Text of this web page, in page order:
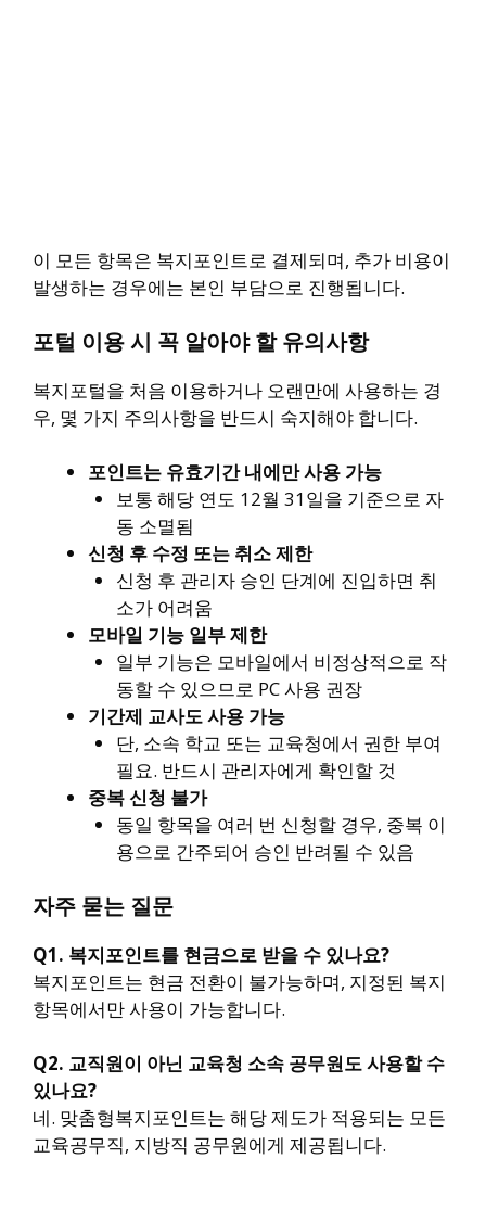
이 모든 항목은 복지포인트로 결제되며, 추가 비용이
발생하는 경우에는 본인 부담으로 진행됩니다.
포털 이용 시 꼭 알아야 할 유의사항
복지포털을 처음 이용하거나 오랜만에 사용하는 경
우, 몇 가지 주의사항을 반드시 숙지해야 합니다.
포인트는 유효기간 내에만 사용 가능
보통 해당 연도 12월 31일을 기준으로 자
동 소멸됨
신청 후 수정 또는 취소 제한
신청 후 관리자 승인 단계에 진입하면 취
소가 어려움
모바일 기능 일부 제한
일부 기능은 모바일에서 비정상적으로 작
동할 수 있으므로 PC 사용 권장
기간제 교사도 사용 가능
단, 소속 학교 또는 교육청에서 권한 부여
필요. 반드시 관리자에게 확인할 것
중복 신청 불가
동일 항목을 여러 번 신청할 경우, 중복 이
용으로 간주되어 승인 반려될 수 있음
자주 묻는 질문
Q1. 복지포인트를 현금으로 받을 수 있나요?
복지포인트는 현금 전환이 불가능하며, 지정된 복지
항목에서만 사용이 가능합니다.
Q2. 교직원이 아닌 교육청 소속 공무원도 사용할 수
있나요?
네. 맞춤형복지포인트는 해당 제도가 적용되는 모든
교육공무직, 지방직 공무원에게 제공됩니다.